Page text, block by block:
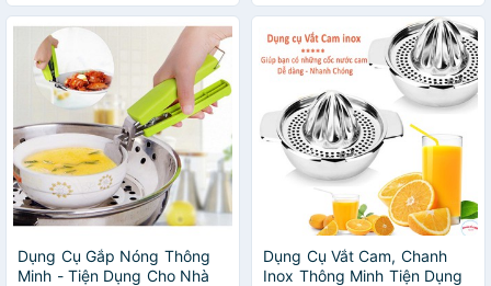
Dụng Cụ Gắp Nóng Thông
Minh - Tiện Dụng Cho Nhà
Dụng Cụ Vắt Cam, Chanh
Inox Thông Minh Tiện Dụng